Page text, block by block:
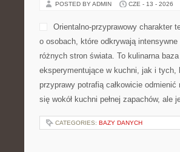
POSTED BY ADMIN CZE - 13 - 2026
Orientalno-przyprawowy charakter
o osobach, które odkrywają
różnych stron świata. To kulinarna
eksperymentujące w kuchni, jak i tych,
przyprawy potrafią całkowicie
się wokół kuchni pełnej zapachów,
CATEGORIES: BAZY DANYCH